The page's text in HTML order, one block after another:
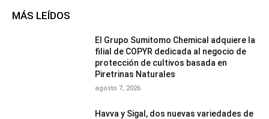
MÁS LEÍDOS
El Grupo Sumitomo Chemical adquiere la
filial de COPYR dedicada al negocio de
protección de cultivos basada en
Piretrinas Naturales
agosto 7, 2026
Havva y Sigal, dos nuevas variedades de